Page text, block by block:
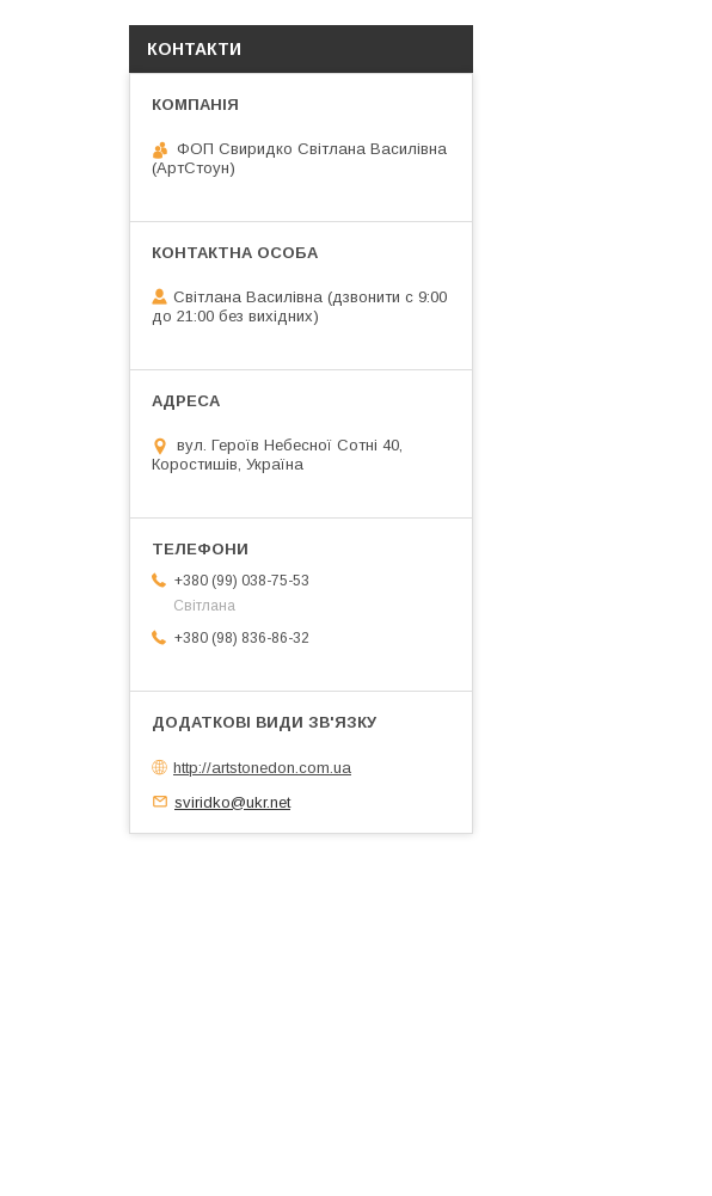
КОНТАКТИ
ФОП Свиридко Світлана Василівна
(АртСтоун)
Світлана Василівна (дзвонити с 9:00
до 21:00 без вихідних)
вул. Героїв Небесної Сотні 40,
Коростишів, Україна
+380 (99) 038-75-53
Світлана
+380 (98) 836-86-32
http://artstonedon.com.ua
sviridko@ukr.net